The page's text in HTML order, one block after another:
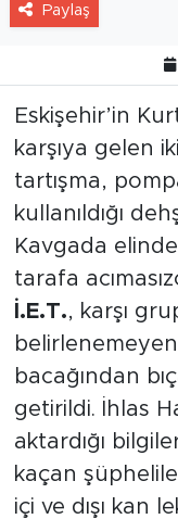
Paylaş
Eskişehir’in
karşıya gelen
tartışma,
kullanıldığı
Kavgada
tarafa
İ.E.T., karşı
bacağından
getirildi. İhlas
aktardığı
kaçan
içi ve dışı kan